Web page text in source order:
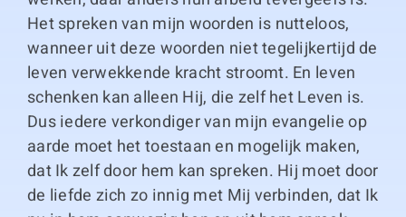
Het spreken van mijn woorden is nutteloos,
wanneer uit deze woorden niet tegelijkertijd de
leven verwekkende kracht stroomt. En leven
schenken kan alleen Hij, die zelf het Leven is.
Dus iedere verkondiger van mijn evangelie op
aarde moet het toestaan en mogelijk maken,
dat Ik zelf door hem kan spreken. Hij moet door
de liefde zich zo innig met Mij verbinden, dat Ik